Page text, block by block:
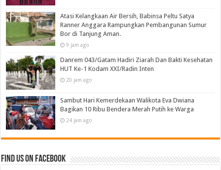
Atasi Kelangkaan Air Bersih, Babinsa Peltu Satya
Ranner Anggara Rampungkan Pembangunan Sumur
Bor di Tanjung Aman.
9 jam ago
Danrem 043/Gatam Hadiri Ziarah Dan Bakti Kesehatan
HUT Ke-1 Kodam XXI/Radin Inten
20 jam ago
Sambut Hari Kemerdekaan Walikota Eva Dwiana
Bagikan 10 Ribu Bendera Merah Putih ke Warga
24 jam ago
Find us on Facebook